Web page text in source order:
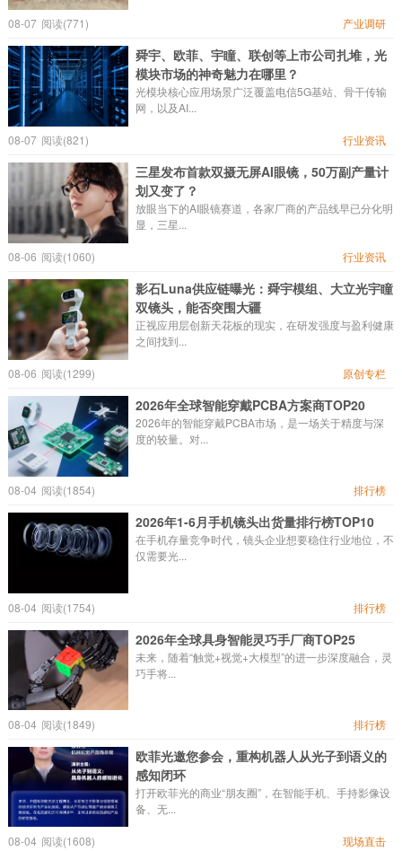
08-07 阅读(771) 产业调研
舜宇、欧菲、宇瞳、联创等上市公司扎堆，光
模块市场的神奇魅力在哪里？
光模块核心应用场景广泛覆盖电信5G基站、骨干传输
网，以及AI...
08-07 阅读(821) 行业资讯
三星发布首款双摄无屏AI眼镜，50万副产量计
划又变了？
放眼当下的AI眼镜赛道，各家厂商的产品线早已分化明
显，三星...
08-06 阅读(1060) 行业资讯
影石Luna供应链曝光：舜宇模组、大立光宇瞳
双镜头，能否突围大疆
正视应用层创新天花板的现实，在研发强度与盈利健康
之间找到...
08-06 阅读(1299) 原创专栏
2026年全球智能穿戴PCBA方案商TOP20
2026年的智能穿戴PCBA市场，是一场关于精度与深
度的较量。对...
08-04 阅读(1854) 排行榜
2026年1-6月手机镜头出货量排行榜TOP10
在手机存量竞争时代，镜头企业想要稳住行业地位，不
仅需要光...
08-04 阅读(1754) 排行榜
2026年全球具身智能灵巧手厂商TOP25
未来，随着“触觉+视觉+大模型”的进一步深度融合，灵
巧手将...
08-04 阅读(1849) 排行榜
欧菲光邀您参会，重构机器人从光子到语义的
感知闭环
打开欧菲光的商业“朋友圈”，在智能手机、手持影像设
备、无...
08-04 阅读(1608) 现场直击